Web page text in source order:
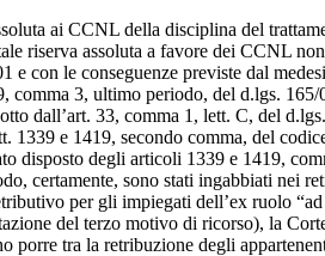
ai CCNL della disciplina del
riserva assoluta a favore dei CCNL
e con le conseguenze previste dal
comma 3, ultimo periodo, del d.lgs. 165/
dall’art. 33, comma 1, lett. C, del
e 1419, secondo comma, del
disposto degli articoli 1339 e 1419,
certamente, sono stati ingabbiati nei
per gli impiegati dell’ex ruolo
del terzo motivo di ricorso), la
porre tra la retribuzione degli